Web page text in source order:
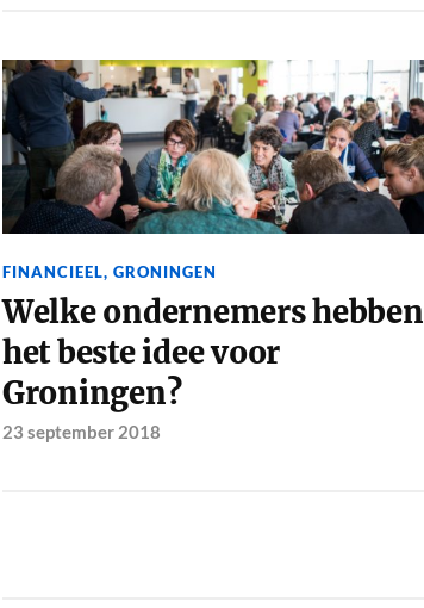
FINANCIEEL, GRONINGEN
Welke ondernemers hebben
het beste idee voor
Groningen?
23 september 2018